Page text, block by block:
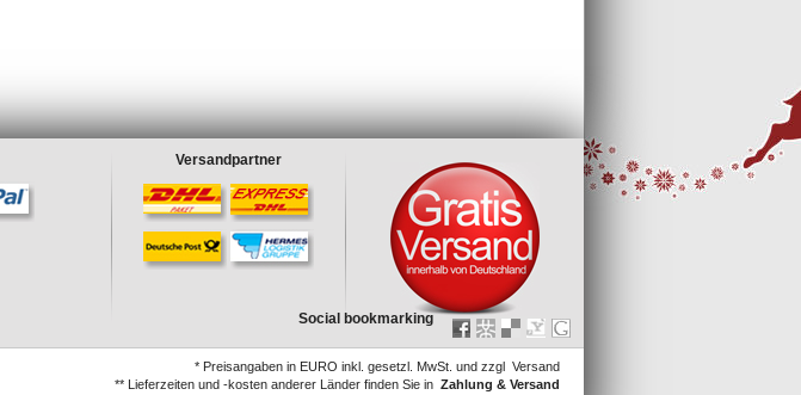
Versandpartner
Social bookmarking
* Preisangaben in EURO inkl. gesetzl. MwSt. und zzgl Versand
** Lieferzeiten und -kosten anderer Länder finden Sie in Zahlung & Versand